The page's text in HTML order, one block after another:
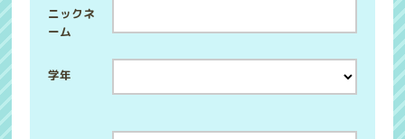
学年
ニックネ
ーム